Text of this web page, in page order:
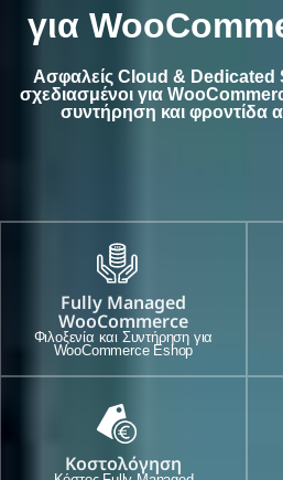
για
Ασφαλείς Cloud & Dedicated
σχεδιασμένοι για
συντήρηση και φροντίδα
Fully Managed
WooCommerce
Φιλοξενία και Συντήρηση για
WooCommerce Eshop
Κοστολόγηση